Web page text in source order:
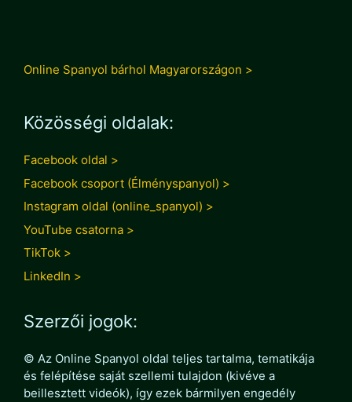
Online Spanyol bárhol Magyarországon >
Közösségi oldalak:
Facebook oldal >
Facebook csoport (Élményspanyol) >
Instagram oldal (online_spanyol) >
YouTube csatorna >
TikTok >
LinkedIn >
Szerzői jogok:
© Az Online Spanyol oldal teljes tartalma, tematikája
és felépítése saját szellemi tulajdon (kivéve a
beillesztett videók), így ezek bármilyen engedély